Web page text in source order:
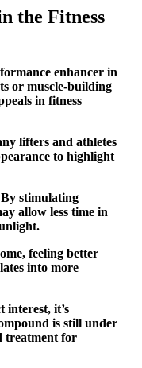
the Fitness
enhancer in
or muscle-building
in fitness
lifters and athletes
to highlight
stimulating
allow less time in
feeling better
into more
interest, it’s
is still under
treatment for